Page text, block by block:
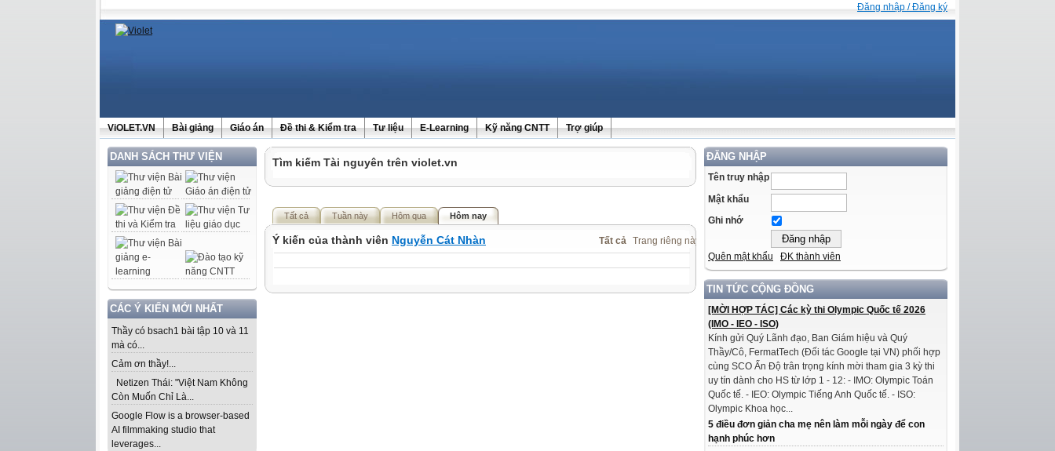
Đăng nhập / Đăng ký
ViOLET.VN Bài giảng Giáo án Đề thi & Kiểm tra Tư liệu E-Learning Kỹ năng CNTT Trợ giúp
DANH SÁCH THƯ VIỆN
CÁC Ý KIẾN MỚI NHẤT
Thầy có bsach1 bài tập 10 và 11
mà có...
Cảm ơn thầy!...
Netizen Thái: "Việt Nam Không
Còn Muốn Chỉ Là...
Google Flow is a browser-based
AI filmmaking studio that
leverages...
ĐĂNG NHẬP
Tên truy nhập
Mật khẩu
Ghi nhớ
Quên mật khẩu ĐK thành viên
TIN TỨC CỘNG ĐỒNG
[MỜI HỢP TÁC] Các kỳ thi Olympic Quốc tế 2026
(IMO - IEO - ISO)
Kính gửi Quý Lãnh đạo, Ban Giám hiệu và Quý
Thầy/Cô, FermatTech (Đối tác Google tại VN) phối hợp
cùng SCO Ấn Độ trân trọng kính mời tham gia 3 kỳ thi
uy tín dành cho HS từ lớp 1 - 12: - IMO: Olympic Toán
Quốc tế. - IEO: Olympic Tiếng Anh Quốc tế. - ISO:
Olympic Khoa học...
5 điều đơn giản cha mẹ nên làm mỗi ngày để con
hạnh phúc hơn
Tìm kiếm Tài nguyên trên violet.vn
Tất cả Tuần này Hôm qua Hôm nay
Tất cả Trang riêng này
Ý kiến của thành viên Nguyễn Cát Nhàn